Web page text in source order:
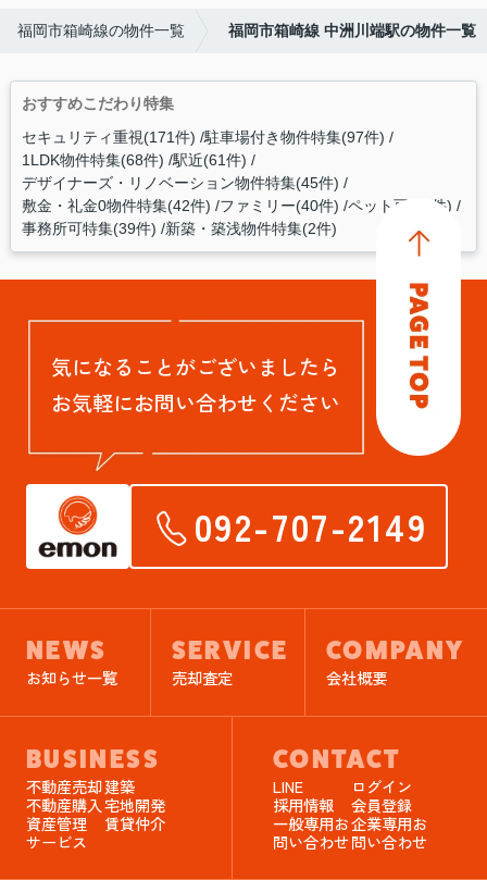
福岡市箱崎線の物件一覧 福岡市箱崎線 中洲川端駅の物件一覧
おすすめこだわり特集
セキュリティ重視(171件) 駐車場付き物件特集(97件)
1LDK物件特集(68件) 駅近(61件)
デザイナーズ・リノベーション物件特集(45件)
敷金・礼金0物件特集(42件) ファミリー(40件) ペット可(40件)
事務所可特集(39件) 新築・築浅物件特集(2件)
気になることがございましたら
お気軽にお問い合わせください
092-707-2149
NEWS
お知らせ一覧
SERVICE
売却査定
COMPANY
会社概要
BUSINESS
不動産売却建築
不動産購入宅地開発
資産管理
サービス
賃貸仲介
CONTACT
LINE
ログイン
採用情報
会員登録
一般専用お
問い合わせ
企業専用お
問い合わせ